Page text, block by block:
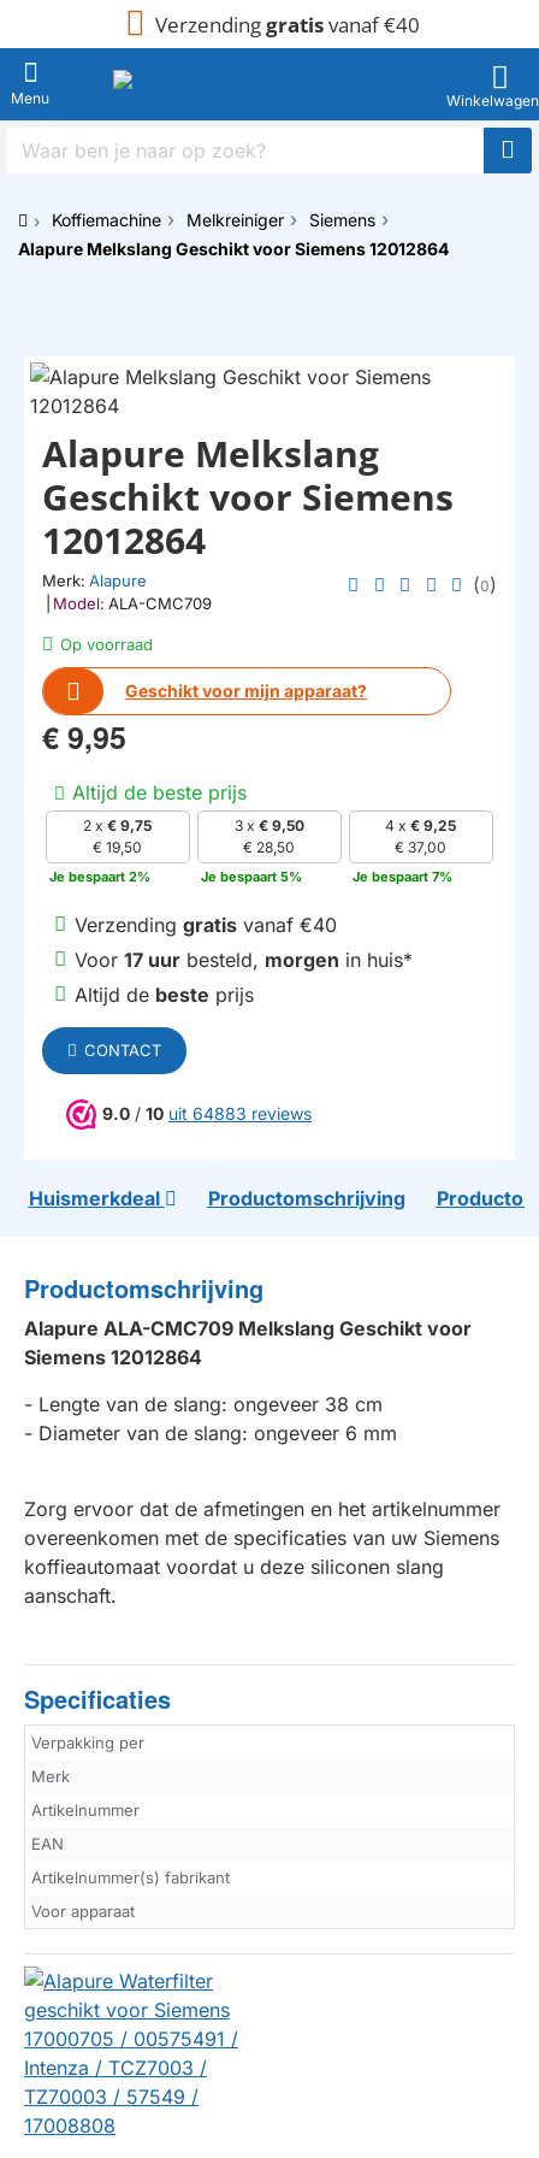
Verzendinggratisvanaf €40
Waar
naar
oph
Koffiemachine Melkreiniger
Siemens
Alapure Melkslang Geschikt voor Siemens 12012864
HUISMERK
Op voorraad
Geschikt voor mijn apparaat?
Alapure Melkslang
Geschikt voor Siemens
12012864
Merk: Alapure
Model: ALA-CMC709
(0)
€ 9,95
Altijd de beste prijs
2 x€ 9,75
€ 19,50
Je bespaart 2%
3 x € 9,50
€ 28,50
Je bespaart 5%
4 x€ 9,25
€ 37,00
Je bespaart 7%
Verzending gratis vanaf €40
Voor 17 uur besteld, morgen in huis*
Altijd de beste prijs
CONTACT
9.0 / 10 uit 64883 reviews
Huismerkdeal Productomschrijving
Productomschrijving
Alapure ALA-CMC709 Melkslang Geschikt voor
Siemens 12012864
- Lengte van de slang: ongeveer 38 cm
- Diameter van de slang: ongeveer 6 mm
Zorg ervoor dat de afmetingen en het artikelnummer
overeenkomen met de specificaties van uw Siemens
koffieautomaat voordat u deze siliconen slang
aanschaft.
Specificaties
Verpakking per
Merk
Artikelnummer
EAN
Artikelnummer(s) fabrikant
Voor apparaat